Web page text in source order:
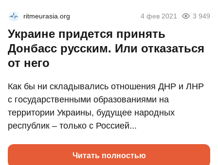
ritmeurasia.org 4 фев 2021 3 949
Украине придется принять
Донбасс русским. Или отказаться
от него
Как бы ни складывались отношения ДНР и ЛНР
с государственными образованиями на
территории Украины, будущее народных
республик – только с Россией...
Читать полностью